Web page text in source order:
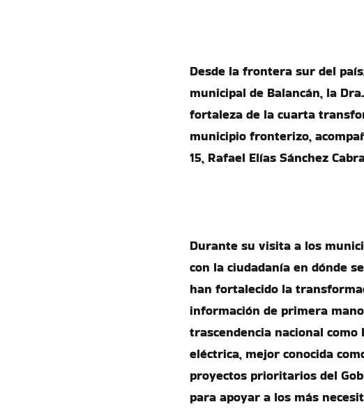
Desde la frontera sur del
municipal de Balancán, la
fortaleza de la cuarta
municipio fronterizo,
15, Rafael Elías Sánchez
Durante su visita a los
con la ciudadanía en dónde
han fortalecido la
información de primera
trascendencia nacional
eléctrica, mejor conocida
proyectos prioritarios del
para apoyar a los más